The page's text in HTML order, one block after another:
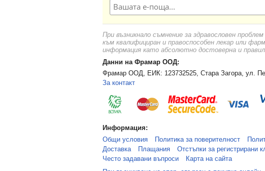
При възникнало съмнение за здравословен
към квалифициран и правоспособен лекар или
информация като абсолютно достоверна и
Данни на Фрамар ООД:
Фрамар ООД, ЕИК: 123732525, Стара Загора, ул.
За контакт
Информация:
Общи условия
Политика за поверителност
Доставка
Плащания Отстъпки за регистрирани
Често задавани въпроси
Карта на сайта